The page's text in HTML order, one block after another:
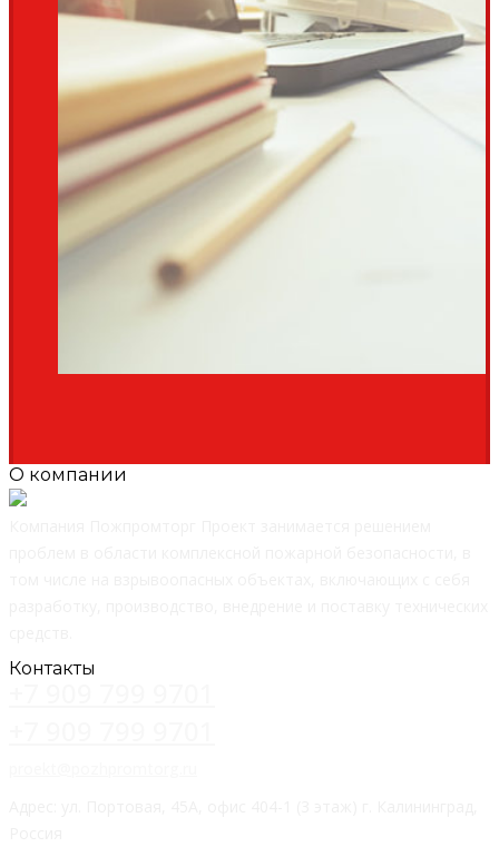
О компании
Контакты